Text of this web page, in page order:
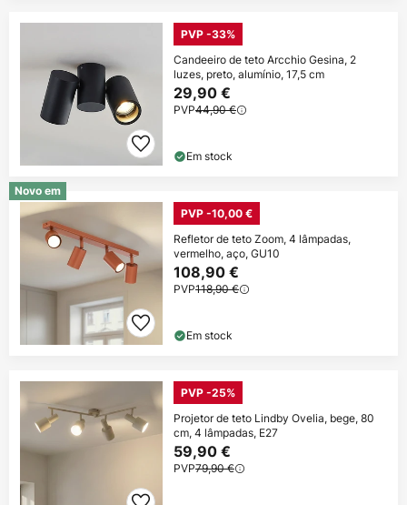
PVP -33%
Candeeiro de teto Arcchio Gesina, 2
luzes, preto, alumínio, 17,5 cm
29,90 €
PVP44,90 €
Em stock
Novo em
PVP -10,00 €
Refletor de teto Zoom, 4 lâmpadas,
vermelho, aço, GU10
108,90 €
PVP118,90 €
Em stock
PVP -25%
Projetor de teto Lindby Ovelia, bege, 80
cm, 4 lâmpadas, E27
59,90 €
PVP79,90 €